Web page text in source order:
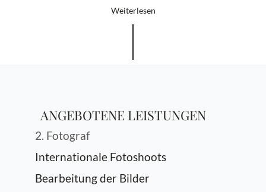
Weiterlesen
ANGEBOTENE LEISTUNGEN
2. Fotograf
Internationale Fotoshoots
Bearbeitung der Bilder